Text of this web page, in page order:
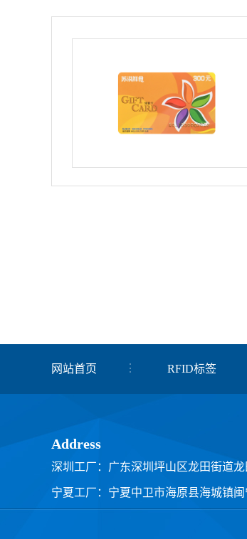
网站首页 RFID标签
关于我们
Address
深圳工厂：广东深圳坪山区龙田街道
宁夏工厂：宁夏中卫市海原县海城镇闽